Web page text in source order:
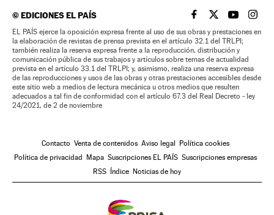
©EDICIONES EL PAÍS EL PAÍS BRASIL EN
EL PAÍSEL PAÍS
EL
EL PAÍS ejerce la oposición expresa frente al uso de sus obras y prestaciones en
la elaboración de revistas de prensa prevista en el artículo 32.1 del TRLPI;
también realiza la reserva expresa frente a la reproducción, distribución y
comunicación pública de sus trabajos y artículos sobre temas de actualidad
prevista en el artículo 33.1 del TRLPI; y, asimismo, realiza una reserva expresa
de las reproducciones y usos de las obras y otras prestaciones accesibles desde
este sitio web a medios de lectura mecánica u otros medios que resulten
adecuados a tal fin de conformidad con el artículo 67.3 del Real Decreto - ley
24/2021, de 2 de noviembre
Contacto Venta de contenidos Aviso legal
Política cookies
Política de privacidad
Mapa Suscripciones EL PAÍS Suscripciones empresas
RSS
Índice Noticias de hoy